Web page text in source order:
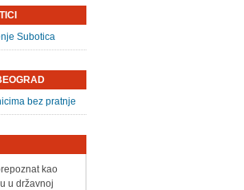
Subotica
bez pratnje
kao
u državnoj